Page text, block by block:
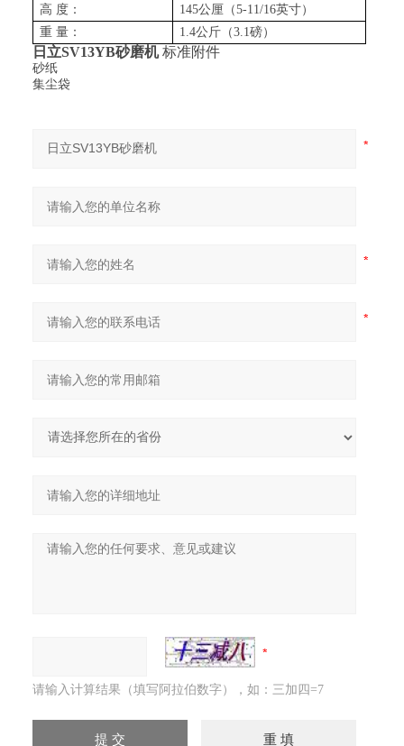
高 度：
145公厘（5-11/16英寸）
重 量：
1.4公斤（3.1磅）
日立SV13YB砂磨机 标准附件
砂纸
集尘袋
请输入计算结果（填写阿拉伯数字），如：三加四=7